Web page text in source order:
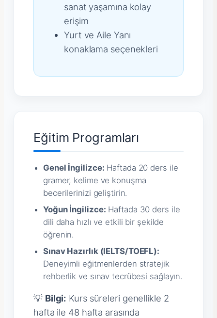
sanat yaşamına kolay
erişim
Yurt ve Aile Yanı
konaklama seçenekleri
Eğitim Programları
Genel İngilizce: Haftada 20 ders ile
gramer, kelime ve konuşma
becerilerinizi geliştirin.
Yoğun İngilizce: Haftada 30 ders ile
dili daha hızlı ve etkili bir şekilde
öğrenin.
Sınav Hazırlık (IELTS/TOEFL):
Deneyimli eğitmenlerden stratejik
rehberlik ve sınav tecrübesi sağlayın.
💡 Bilgi: Kurs süreleri genellikle 2
hafta ile 48 hafta arasında